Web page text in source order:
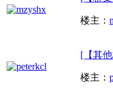
楼主：
[【其
楼主：